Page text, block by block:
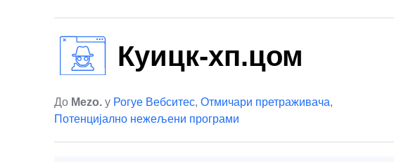
Куицк-хп.цом
До Mezo. у Рогуе Вебситес, Отмичари претраживача,
Потенцијално нежељени програми